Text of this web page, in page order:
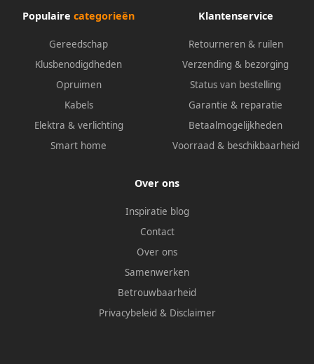
Populaire categorieën
Gereedschap
Klusbenodigdheden
Opruimen
Kabels
Elektra & verlichting
Smart home
Klantenservice
Retourneren & ruilen
Verzending & bezorging
Status van bestelling
Garantie & reparatie
Betaalmogelijkheden
Voorraad & beschikbaarheid
Over ons
Inspiratie blog
Contact
Over ons
Samenwerken
Betrouwbaarheid
Privacybeleid & Disclaimer